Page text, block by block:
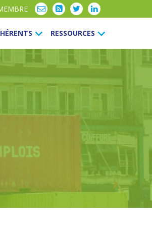
RESSOURCES